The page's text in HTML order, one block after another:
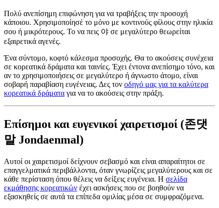
Πολύ ανεπίσημη επιφώνηση για να τραβήξεις την προσοχή
κάποιου. Χρησιμοποίησέ το μόνο με κοντινούς φίλους στην ηλικία
σου ή μικρότερους. Το να πεις 야 σε μεγαλύτερο θεωρείται
εξαιρετικά αγενές.
Ένα σύντομο, κοφτό κάλεσμα προσοχής. Θα το ακούσεις συνέχεια
σε κορεατικά δράματα και ταινίες. Έχει έντονα ανεπίσημο τόνο, και
αν το χρησιμοποιήσεις σε μεγαλύτερο ή άγνωστο άτομο, είναι
σοβαρή παραβίαση ευγένειας. Δες τον οδηγό μας για τα καλύτερα
κορεατικά δράματα για να το ακούσεις στην πράξη.
Επίσημοι και ευγενικοί χαιρετισμοί (존댓
말 Jondaenmal)
Αυτοί οι χαιρετισμοί δείχνουν σεβασμό και είναι απαραίτητοι σε
επαγγελματικά περιβάλλοντα, όταν γνωρίζεις μεγαλύτερους και σε
κάθε περίσταση όπου θέλεις να δείξεις ευγένεια. Η σελίδα
εκμάθησης κορεατικών έχει ασκήσεις που σε βοηθούν να
εξασκηθείς σε αυτά τα επίπεδα ομιλίας μέσα σε συμφραζόμενα.